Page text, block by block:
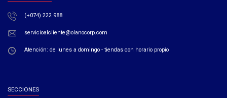
(+074) 222 988
servicioalcliente@olanocorp.com
Atención: de lunes a domingo - tiendas con horario propio
SECCIONES